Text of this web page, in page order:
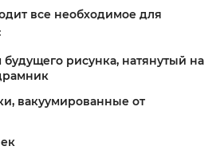
все необходимое для
будущего рисунка, натянутый на
вакуумированные от